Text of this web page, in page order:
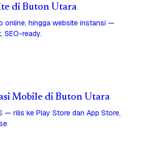
di Buton Utara
online, hingga website instansi —
SEO-ready.
Mobile di Buton Utara
— rilis ke Play Store dan App Store,